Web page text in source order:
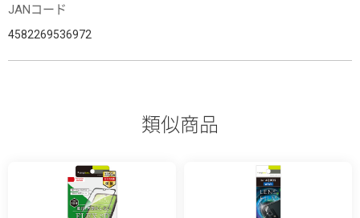
JANコード
4582269536972
類似商品